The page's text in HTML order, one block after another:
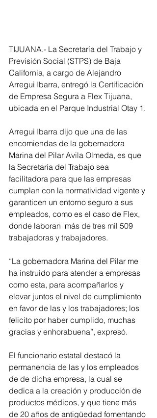
TIJUANA.- La Secretaría del Trabajo y
Previsión Social (STPS) de Baja
California, a cargo de Alejandro
Arregui Ibarra, entregó la Certificación
de Empresa Segura a Flex Tijuana,
ubicada en el Parque Industrial Otay 1.
Arregui Ibarra dijo que una de las
encomiendas de la gobernadora
Marina del Pilar Avila Olmeda, es que
la Secretaría del Trabajo sea
facilitadora para que las empresas
cumplan con la normatividad vigente y
garanticen un entorno seguro a sus
empleados, como es el caso de Flex,
donde laboran  más de tres mil 509
trabajadoras y trabajadores.
“La gobernadora Marina del Pilar me
ha instruido para atender a empresas
como esta, para acompañarlos y
elevar juntos el nivel de cumplimiento
en favor de las y los trabajadores; los
felicito por haber cumplido, muchas
gracias y enhorabuena”, expresó.
El funcionario estatal destacó la
permanencia de las y los empleados
de de dicha empresa, la cual se
dedica a la creación y producción de
productos médicos, y que tiene más
de 20 años de antigüedad fomentando